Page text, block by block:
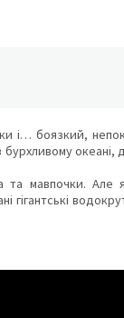
і… боязкий,
океані,
та мавпочки.